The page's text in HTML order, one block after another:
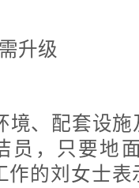
升级
、配套设施
员，只要地
作的刘女士